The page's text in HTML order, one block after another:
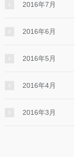
2016年7月
2016年6月
2016年5月
2016年4月
2016年3月